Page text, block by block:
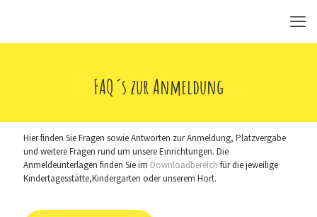
FAQ´s zur Anmeldung
Hier finden Sie Fragen sowie Antworten zur Anmeldung, Platzvergabe
und weitere Fragen rund um unsere Einrichtungen. Die
Anmeldeunterlagen finden Sie im Downloadbereich für die jeweilige
Kindertagesstätte,Kindergarten oder unserem Hort.